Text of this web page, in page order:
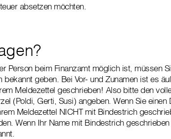
absetzen möchten.
Person beim Finanzamt möglich ist, müssen
geben. Bei Vor- und Zunamen ist es
Meldezettel geschrieben! Also bitte den
(Poldi, Gerti, Susi) angeben. Wenn Sie einen
Meldezettel NICHT mit Bindestrich
Wenn Ihr Name mit Bindestrich geschrieben